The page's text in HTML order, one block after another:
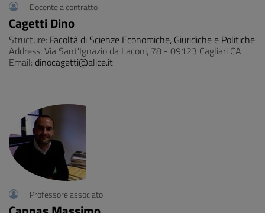
Docente a contratto
Cagetti Dino
Structure: Facoltà di Scienze Economiche, Giuridiche e Politiche
Address: Via Sant'Ignazio da Laconi, 78 - 09123 Cagliari CA
Email: dinocagetti@alice.it
Professore associato